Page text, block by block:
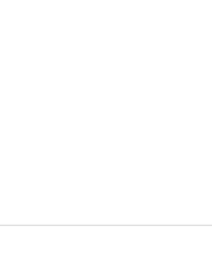
Civic 96-06/Prelude